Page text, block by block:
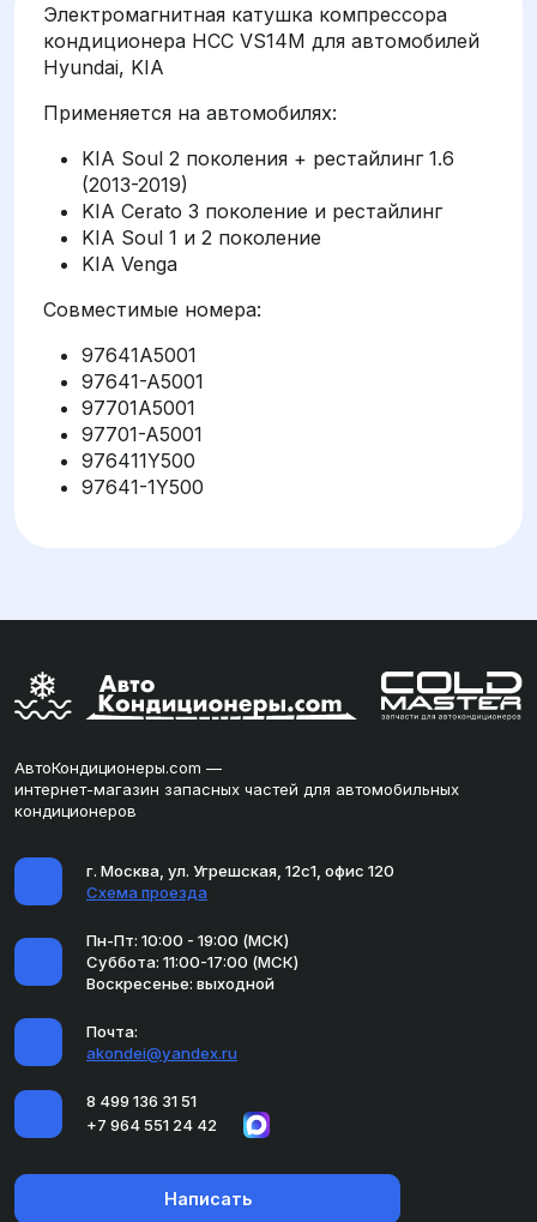
Электромагнитная катушка компрессора
кондиционера HCC VS14M для автомобилей
Hyundai, KIA
Применяется на автомобилях:
KIA Soul 2 поколения + рестайлинг 1.6
(2013-2019)
KIA Cerato 3 поколение и рестайлинг
KIA Soul 1 и 2 поколение
KIA Venga
Совместимые номера:
97641A5001
97641-A5001
97701A5001
97701-A5001
976411Y500
97641-1Y500
АвтоКондиционеры.com —
интернет-магазин запасных частей для автомобильных
кондиционеров
г. Москва, ул. Угрешская, 12с1, офис 120
Схема проезда
Пн-Пт: 10:00 - 19:00 (МСК)
Суббота: 11:00-17:00 (МСК)
Воскресенье: выходной
Почта:
akondei@yandex.ru
8 499 136 31 51
+7 964 551 24 42
Написать